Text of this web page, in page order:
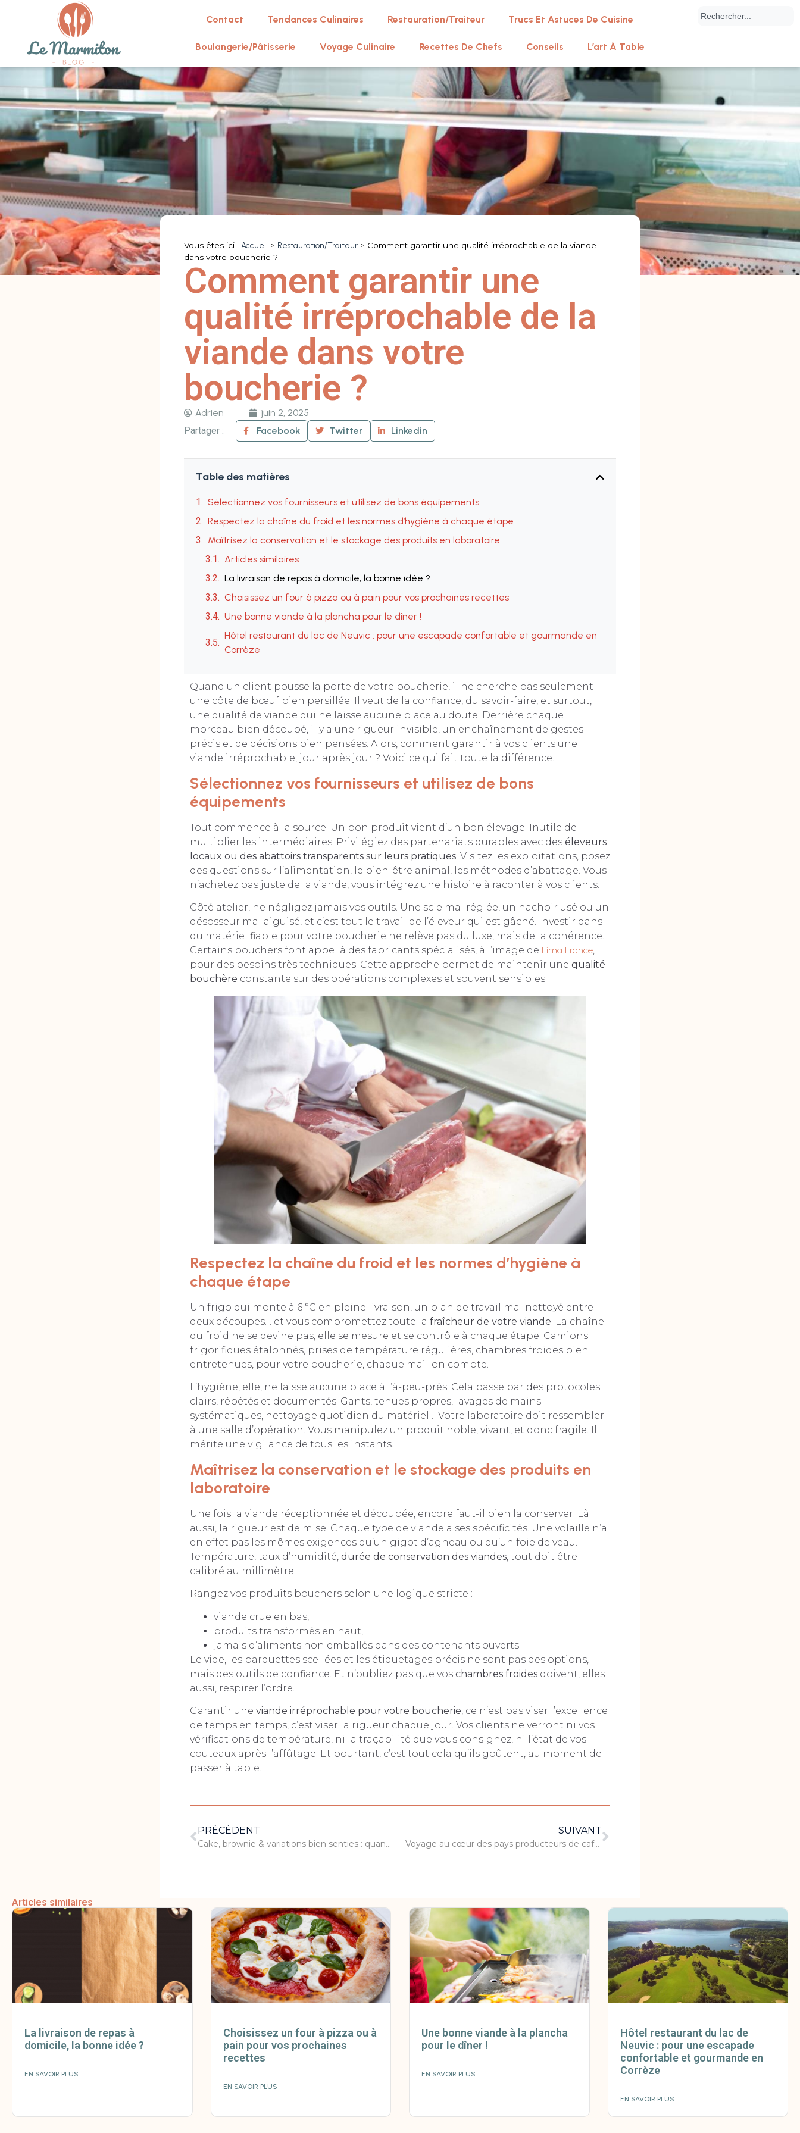
Contact Tendances Culinaires Restauration/Traiteur Trucs Et Astuces De Cuisine
Boulangerie/Pâtisserie Voyage Culinaire Recettes De Chefs Conseils L’art À Table
Vous êtes ici : Accueil > Restauration/Traiteur> Comment garantir une qualité irréprochable de la viande
dans votre boucherie ?
Comment garantir une
qualité irréprochable de la
viande dans votre
boucherie ?
Adrien
juin 2, 2025
Partager :
Facebook Twitter Linkedin
Table des matières
Sélectionnez vos fournisseurs et utilisez de bons équipements
Respectez la chaîne du froid et les normes d’hygiène à chaque étape
Maîtrisez la conservation et le stockage des produits en laboratoire
Articles similaires
La livraison de repas à domicile, la bonne idée ?
Choisissez un four à pizza ou à pain pour vos prochaines recettes
Une bonne viande à la plancha pour le dîner !
Hôtel restaurant du lac de Neuvic : pour une escapade confortable et gourmande en
Corrèze
Quand un client pousse la porte de votre boucherie, il ne cherche pas seulement
une côte de bœuf bien persillée. Il veut de la confiance, du savoir-faire, et surtout,
une qualité de viande qui ne laisse aucune place au doute. Derrière chaque
morceau bien découpé, il y a une rigueur invisible, un enchaînement de gestes
précis et de décisions bien pensées. Alors, comment garantir à vos clients une
viande irréprochable, jour après jour ? Voici ce qui fait toute la différence.
Sélectionnez vos fournisseurs et utilisez de bons
équipements
Tout commence à la source. Un bon produit vient d’un bon élevage. Inutile de
multiplier les intermédiaires. Privilégiez des partenariats durables avec des éleveurs
locaux ou des abattoirs transparents sur leurs pratiques. Visitez les exploitations, posez
des questions sur l’alimentation, le bien-être animal, les méthodes d’abattage. Vous
n’achetez pas juste de la viande, vous intégrez une histoire à raconter à vos clients.
Côté atelier, ne négligez jamais vos outils. Une scie mal réglée, un hachoir usé ou un
désosseur mal aiguisé, et c’est tout le travail de l’éleveur qui est gâché. Investir dans
du matériel fiable pour votre boucherie ne relève pas du luxe, mais de la cohérence.
Certains bouchers font appel à des fabricants spécialisés, à l’image de Lima France,
pour des besoins très techniques. Cette approche permet de maintenir une qualité
bouchère constante sur des opérations complexes et souvent sensibles.
Respectez la chaîne du froid et les normes d’hygiène à
chaque étape
Un frigo qui monte à 6 °C en pleine livraison, un plan de travail mal nettoyé entre
deux découpes… et vous compromettez toute la fraîcheur de votre viande. La chaîne
du froid ne se devine pas, elle se mesure et se contrôle à chaque étape. Camions
frigorifiques étalonnés, prises de température régulières, chambres froides bien
entretenues, pour votre boucherie, chaque maillon compte.
L’hygiène, elle, ne laisse aucune place à l’à-peu-près. Cela passe par des protocoles
clairs, répétés et documentés. Gants, tenues propres, lavages de mains
systématiques, nettoyage quotidien du matériel… Votre laboratoire doit ressembler
à une salle d’opération. Vous manipulez un produit noble, vivant, et donc fragile. Il
mérite une vigilance de tous les instants.
Maîtrisez la conservation et le stockage des produits en
laboratoire
Une fois la viande réceptionnée et découpée, encore faut-il bien la conserver. Là
aussi, la rigueur est de mise. Chaque type de viande a ses spécificités. Une volaille n’a
en effet pas les mêmes exigences qu’un gigot d’agneau ou qu’un foie de veau.
Température, taux d’humidité, durée de conservation des viandes, tout doit être
calibré au millimètre.
Rangez vos produits bouchers selon une logique stricte :
viande crue en bas,
produits transformés en haut,
jamais d’aliments non emballés dans des contenants ouverts.
Le vide, les barquettes scellées et les étiquetages précis ne sont pas des options,
mais des outils de confiance. Et n’oubliez pas que vos chambres froidesdoivent, elles
aussi, respirer l’ordre.
Garantir une viande irréprochable pour votre boucherie, ce n’est pas viser l’excellence
de temps en temps, c’est viser la rigueur chaque jour. Vos clients ne verront ni vos
vérifications de température, ni la traçabilité que vous consignez, ni l’état de vos
couteaux après l’affûtage. Et pourtant, c’est tout cela qu’ils goûtent, au moment de
passer à table.
PRÉCÉDENT
Cake, brownie & variations bien senties : quand la pâtisserie devient un terrain d’exploration
SUIVANT
Voyage au cœur des pays producteurs de café : entre cultures et traditions
Articles similaires
La livraison de repas à
domicile, la bonne idée ?
EN SAVOIR PLUS
Choisissez un four à pizza ou à
pain pour vos prochaines
recettes
EN SAVOIR PLUS
Une bonne viande à la plancha
pour le dîner !
EN SAVOIR PLUS
Hôtel restaurant du lac de
Neuvic : pour une escapade
confortable et gourmande en
Corrèze
EN SAVOIR PLUS